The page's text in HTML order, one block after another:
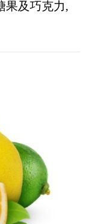
果及巧克力,